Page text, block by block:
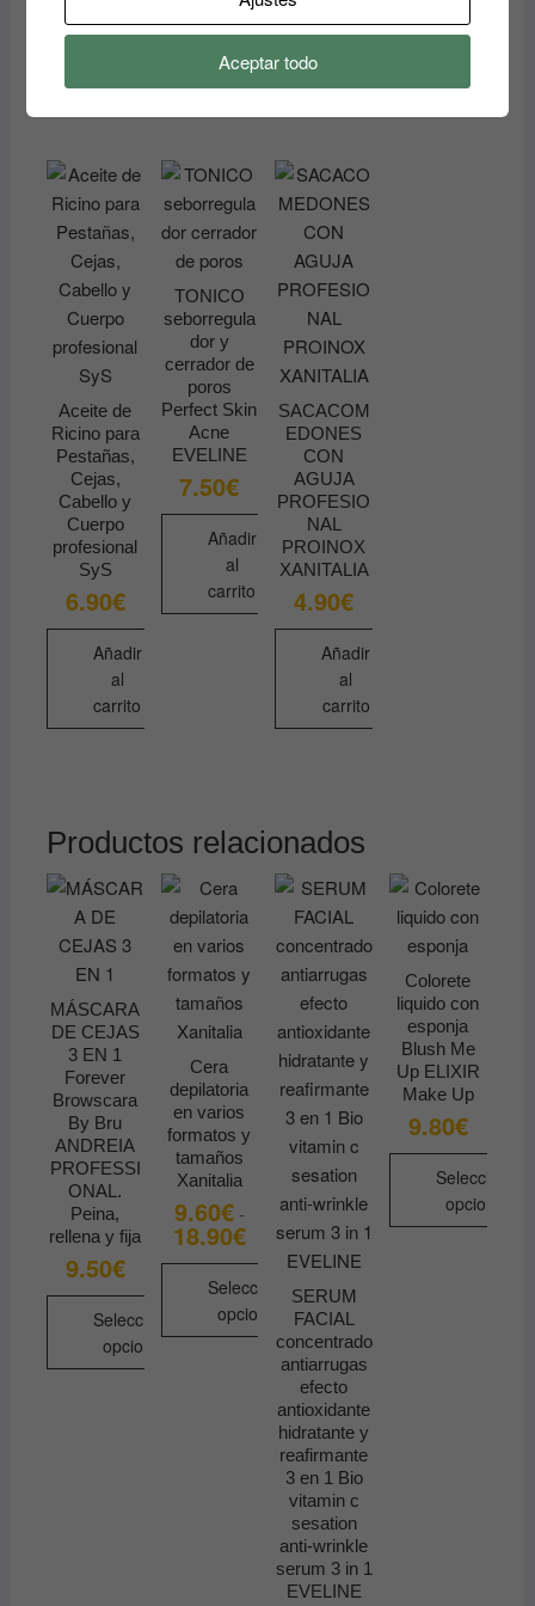
al
Aceite de
Ricino para
Pestañas,
Cejas,
Cabello y
Cuerpo
profesional
SyS
6.90€
Añadir
al
carrito
TONICO
seborregula
dor y
cerrador de
poros
Perfect Skin
Acne
EVELINE
7.50€
Añadir
al
carrito
SACACOM
EDONES
CON
AGUJA
PROFESIO
NAL
PROINOX
XANITALIA
4.90€
Añadir
al
carrito
Productos relacionados
MÁSCARA
DE CEJAS
3 EN 1
Forever
Browscara
By Bru
ANDREIA
PROFESSI
ONAL.
Peina,
rellena y fija
9.50€
Seleccionar
opciones
Cera
depilatoria
en varios
formatos y
tamaños
Xanitalia
9.60€ -
18.90€Rango
de
precios:
desde
9.60€
hasta
18.90€
Seleccionar
opciones
variantes.
SERUM
FACIAL
concentrado
antiarrugas
efecto
antioxidante
hidratante y
reafirmante
3 en 1 Bio
vitamin c
sesation
anti-wrinkle
serum 3 in 1
EVELINE
Colorete
liquido con
esponja
Blush Me
Up ELIXIR
Make Up
9.80€
Seleccionar
opciones
Aceptar todo